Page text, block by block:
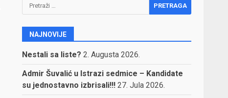
NAJNOVIJE
Nestali sa liste? 2. Augusta 2026.
Admir Šuvalić u Istrazi sedmice – Kandidate
su jednostavno izbrisali!!! 27. Jula 2026.